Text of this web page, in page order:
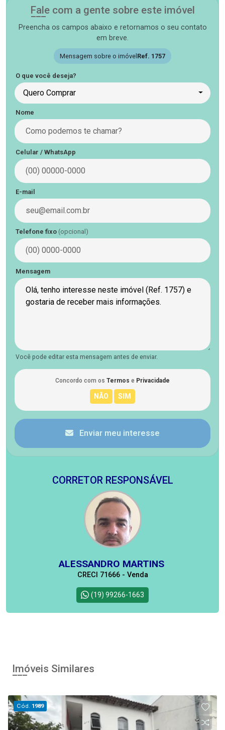
Fale com a gente sobre este imóvel
Preencha os campos abaixo e retornamos o seu contato
em breve.
Mensagem sobre o imóvelRef. 1757
O que você deseja?
Quero Comprar
Nome
Celular / WhatsApp
E-mail
Telefone fixo (opcional)
Mensagem
Você pode editar esta mensagem antes de enviar.
Concordo com os Termos e Privacidade
Enviar meu interesse
CORRETOR RESPONSÁVEL
ALESSANDRO MARTINS
CRECI 71666 - Venda
(19) 99266-1663
Imóveis Similares
Cód. 1989